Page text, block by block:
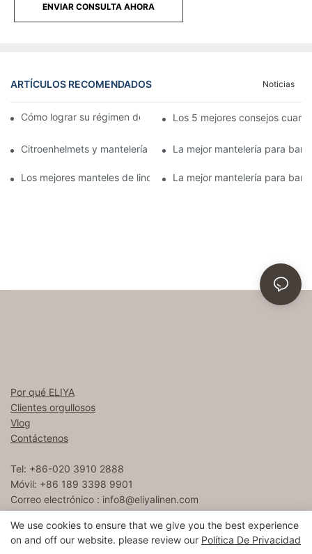
ENVIAR CONSULTA AHORA
ARTÍCULOS RECOMENDADOS Noticias
Cómo lograr su régimen de mantelería para banquetes
Los 5 mejores consejos
Citroenhelmets y mantelería de seguridad para banquetes:
La mejor mantelería para
Los mejores manteles de lino y boda para banquete:
La mejor mantelería para
Por qué ELIYA
Clientes orgullosos
Vlog
Contáctenos
Tel: +86-020 3910 2888
Móvil: +86 189 3398 9901
Correo electrónico : info8@eliyalinen.com
We use cookies to ensure that we give you the best experience
on and off our website. please review our Política De Privacidad